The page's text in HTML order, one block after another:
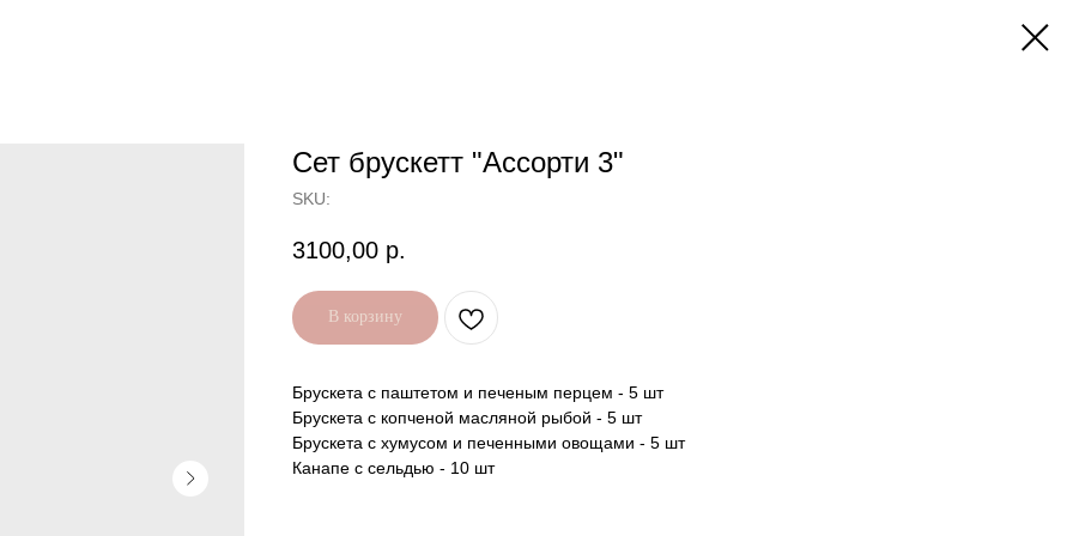
Сет брускетт "Ассорти 3"
SKU:
3100,00 р.
В корзину
Брускета с паштетом и печеным перцем - 5 шт
Брускета с копченой масляной рыбой - 5 шт
Брускета с хумусом и печенными овощами - 5 шт
Канапе с сельдью - 10 шт